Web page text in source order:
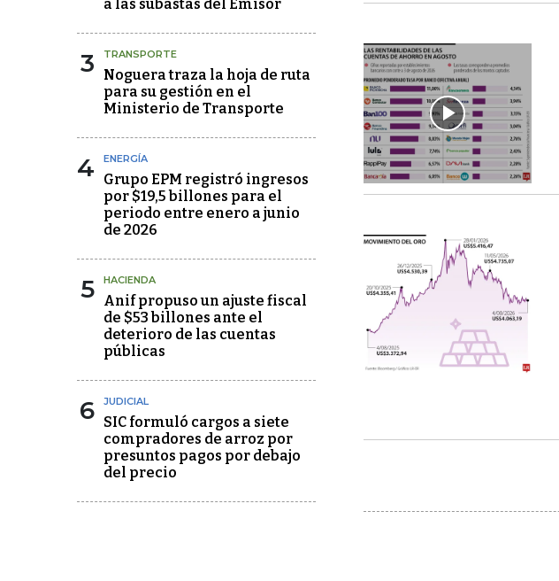
a las subastas del Emisor
3 TRANSPORTE
Noguera traza la hoja de ruta
para su gestión en el
Ministerio de Transporte
4 ENERGÍA
Grupo EPM registró ingresos
por $19,5 billones para el
periodo entre enero a junio
de 2026
5 HACIENDA
Anif propuso un ajuste fiscal
de $53 billones ante el
deterioro de las cuentas
públicas
6 JUDICIAL
SIC formuló cargos a siete
compradores de arroz por
presuntos pagos por debajo
del precio